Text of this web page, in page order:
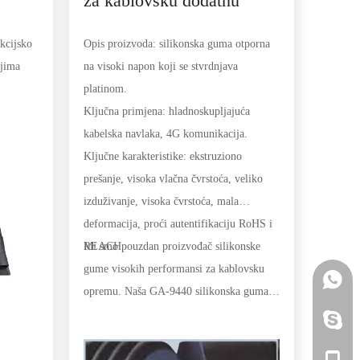
Opis proizvoda: silikonska guma otporna
na visoki napon koji se stvrdnjava
platinom.
Ključna primjena: hladnoskupljajuća
kabelska navlaka, 4G komunikacija.
Ključne karakteristike: ekstruziono
prešanje, visoka vlačna čvrstoća, veliko
izduživanje, visoka čvrstoća, mala
deformacija, proći autentifikaciju RoHS i
REACH
Mi smo pouzdan proizvođač silikonske
gume visokih performansi za kablovsku
opremu. Naša GA-9440 silikonska guma
(HCR) je dizajnirana da pruži odličnu
+86
+86